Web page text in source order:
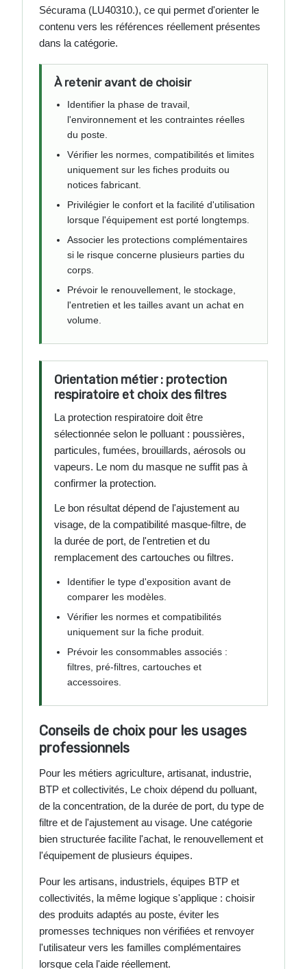
Sécurama (LU40310.), ce qui permet d'orienter le
contenu vers les références réellement présentes
dans la catégorie.
À retenir avant de choisir
Identifier la phase de travail,
l'environnement et les contraintes réelles
du poste.
Vérifier les normes, compatibilités et limites
uniquement sur les fiches produits ou
notices fabricant.
Privilégier le confort et la facilité d'utilisation
lorsque l'équipement est porté longtemps.
Associer les protections complémentaires
si le risque concerne plusieurs parties du
corps.
Prévoir le renouvellement, le stockage,
l'entretien et les tailles avant un achat en
volume.
Orientation métier : protection
respiratoire et choix des filtres
La protection respiratoire doit être
sélectionnée selon le polluant : poussières,
particules, fumées, brouillards, aérosols ou
vapeurs. Le nom du masque ne suffit pas à
confirmer la protection.
Le bon résultat dépend de l'ajustement au
visage, de la compatibilité masque-filtre, de
la durée de port, de l'entretien et du
remplacement des cartouches ou filtres.
Identifier le type d'exposition avant de
comparer les modèles.
Vérifier les normes et compatibilités
uniquement sur la fiche produit.
Prévoir les consommables associés :
filtres, pré-filtres, cartouches et
accessoires.
Conseils de choix pour les usages
professionnels
Pour les métiers agriculture, artisanat, industrie,
BTP et collectivités, Le choix dépend du polluant,
de la concentration, de la durée de port, du type de
filtre et de l'ajustement au visage. Une catégorie
bien structurée facilite l'achat, le renouvellement et
l'équipement de plusieurs équipes.
Pour les artisans, industriels, équipes BTP et
collectivités, la même logique s'applique : choisir
des produits adaptés au poste, éviter les
promesses techniques non vérifiées et renvoyer
l'utilisateur vers les familles complémentaires
lorsque cela l'aide réellement.